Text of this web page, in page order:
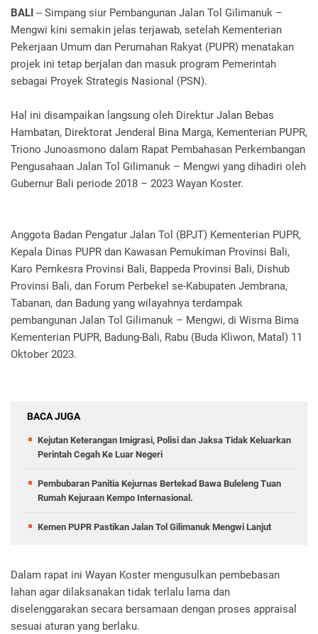
BALI -- Simpang siur Pembangunan Jalan Tol Gilimanuk –
Mengwi kini semakin jelas terjawab, setelah Kementerian
Pekerjaan Umum dan Perumahan Rakyat (PUPR) menatakan
projek ini tetap berjalan dan masuk program Pemerintah
sebagai Proyek Strategis Nasional (PSN).
Hal ini disampaikan langsung oleh Direktur Jalan Bebas
Hambatan, Direktorat Jenderal Bina Marga, Kementerian PUPR,
Triono Junoasmono dalam Rapat Pembahasan Perkembangan
Pengusahaan Jalan Tol Gilimanuk – Mengwi yang dihadiri oleh
Gubernur Bali periode 2018 – 2023 Wayan Koster.
Anggota Badan Pengatur Jalan Tol (BPJT) Kementerian PUPR,
Kepala Dinas PUPR dan Kawasan Pemukiman Provinsi Bali,
Karo Pemkesra Provinsi Bali, Bappeda Provinsi Bali, Dishub
Provinsi Bali, dan Forum Perbekel se-Kabupaten Jembrana,
Tabanan, dan Badung yang wilayahnya terdampak
pembangunan Jalan Tol Gilimanuk – Mengwi, di Wisma Bima
Kementerian PUPR, Badung-Bali, Rabu (Buda Kliwon, Matal) 11
Oktober 2023.
BACA JUGA
Kejutan Keterangan Imigrasi, Polisi dan Jaksa Tidak Keluarkan
Perintah Cegah Ke Luar Negeri
Pembubaran Panitia Kejurnas Bertekad Bawa Buleleng Tuan
Rumah Kejuraan Kempo Internasional.
Kemen PUPR Pastikan Jalan Tol Gilimanuk Mengwi Lanjut
Dalam rapat ini Wayan Koster mengusulkan pembebasan
lahan agar dilaksanakan tidak terlalu lama dan
diselenggarakan secara bersamaan dengan proses appraisal
sesuai aturan yang berlaku.